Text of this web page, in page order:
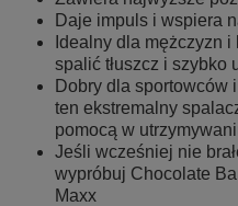
Daje impuls i wspiera
Idealny dla mężczyzn
spalić tłuszcz i szybko
Dobry dla sportowców
ten ekstremalny
pomocą w
Jeśli wcześniej nie
wypróbuj Chocolate
Maxx